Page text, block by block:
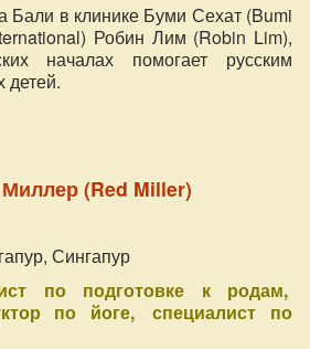
Бали в клинике Буми Сехат (Bumi
Робин Лим (Robin Lim),
началах помогает русским
(Red Miller)
Сингапур
по подготовке к родам
по йоге
специалист по